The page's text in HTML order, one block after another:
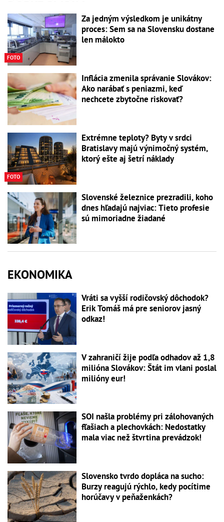
FOTO
Za jedným výsledkom je unikátny
proces: Sem sa na Slovensku dostane
len málokto
Inflácia zmenila správanie Slovákov:
Ako narábať s peniazmi, keď
nechcete zbytočne riskovať?
FOTO
Extrémne teploty? Byty v srdci
Bratislavy majú výnimočný systém,
ktorý ešte aj šetrí náklady
Slovenské železnice prezradili, koho
dnes hľadajú najviac: Tieto profesie
sú mimoriadne žiadané
EKONOMIKA
Vráti sa vyšší rodičovský dôchodok?
Erik Tomáš má pre seniorov jasný
odkaz!
V zahraničí žije podľa odhadov až 1,8
milióna Slovákov: Štát im vlani poslal
milióny eur!
SOI našla problémy pri zálohovaných
fľašiach a plechovkách: Nedostatky
mala viac než štvrtina prevádzok!
Slovensko tvrdo dopláca na sucho:
Burzy reagujú rýchlo, kedy pocítime
horúčavy v peňaženkách?